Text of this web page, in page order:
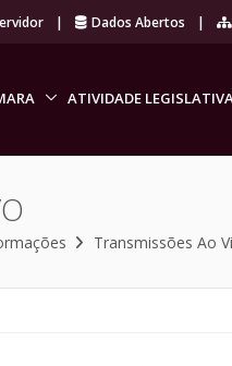
| Dados Abertos |
ATIVIDADE
Transmissões Ao